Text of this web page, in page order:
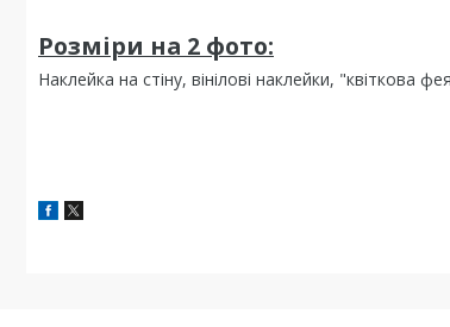
Розміри на 2 фото:
Наклейка на стіну, вінілові наклейки, "квіткова